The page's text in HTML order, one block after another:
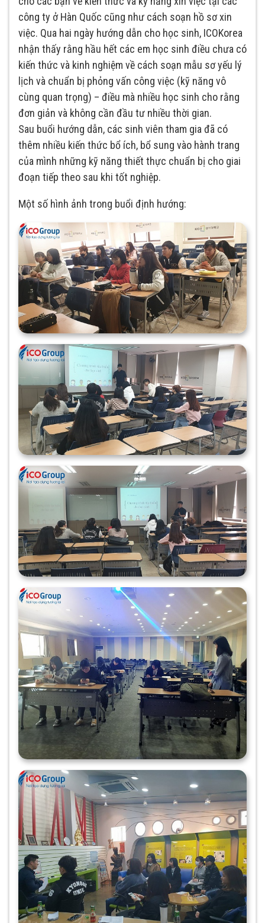
công ty ở Hàn Quốc cũng như cách soạn hồ sơ xin
việc. Qua hai ngày hướng dẫn cho học sinh, ICOKorea
nhận thấy rằng hầu hết các em học sinh điều chưa có
kiến thức và kinh nghiệm về cách soạn mẫu sơ yếu lý
lịch và chuẩn bị phỏng vấn công việc (kỹ năng vô
cùng quan trọng) – điều mà nhiều học sinh cho rằng
đơn giản và không cần đầu tư nhiều thời gian.
Sau buổi hướng dẫn, các sinh viên tham gia đã có
thêm nhiều kiến thức bổ ích, bổ sung vào hành trang
của mình những kỹ năng thiết thực chuẩn bị cho giai
đoạn tiếp theo sau khi tốt nghiệp.
Một số hình ảnh trong buổi định hướng: